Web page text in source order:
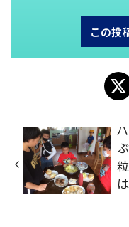
この投